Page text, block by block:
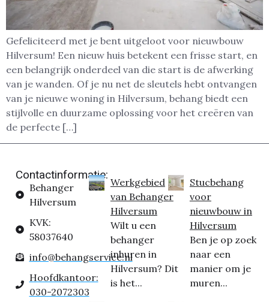
Gefeliciteerd met je bent uitgeloot voor nieuwbouw
Hilversum! Een nieuw huis betekent een frisse start, en
een belangrijk onderdeel van die start is de afwerking
van je wanden. Of je nu net de sleutels hebt ontvangen
van je nieuwe woning in Hilversum, behang biedt een
stijlvolle en duurzame oplossing voor het creëren van
de perfecte […]
Contactinformatie:
Behanger
Hilversum
KVK:
58037640
info@behangservice.nl
Hoofdkantoor:
030-2072303
Werkgebied
van Behanger
Hilversum
Wilt u een
behanger
inhuren in
Hilversum? Dit
is het...
Stucbehang
voor
nieuwbouw in
Hilversum
Ben je op zoek
naar een
manier om je
muren...